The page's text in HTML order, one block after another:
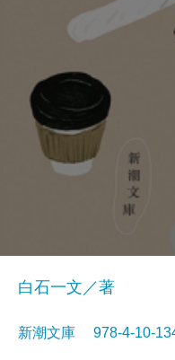
白石一文／著
新潮文庫 978-4-10-